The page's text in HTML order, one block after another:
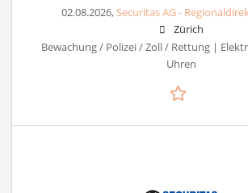
02.08.2026,Securitas AG -
Zürich
Bewachung / Polizei / Zoll / Rettung |
Uhren